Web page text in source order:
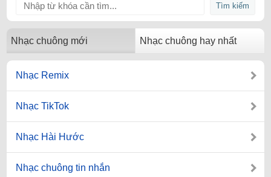
Nhạc chuông mới Nhạc chuông hay nhất
Nhạc Remix
Nhạc TikTok
Nhạc Hài Hước
Nhạc chuông tin nhắn